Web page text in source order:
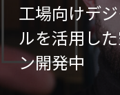
工場向けデ
ルを活用し
ン開発中